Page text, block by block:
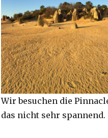
Wir besuchen die
das nicht sehr spannend.